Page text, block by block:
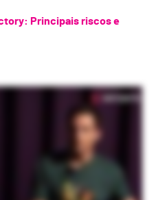
Principais riscos e